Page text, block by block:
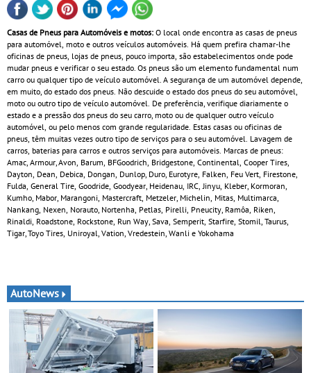
Casas de Pneus para Automóveis e motos: O local onde encontra as casas de pneus
para automóvel, moto e outros veículos automóveis. Há quem prefira chamar-lhe
oficinas de pneus, lojas de pneus, pouco importa, são estabelecimentos onde pode
mudar pneus e verificar o seu estado. Os pneus são um elemento fundamental num
carro ou qualquer tipo de veículo automóvel. A segurança de um automóvel depende,
em muito, do estado dos pneus. Não descuide o estado dos pneus do seu automóvel,
moto ou outro tipo de veículo automóvel. De preferência, verifique diariamente o
estado e a pressão dos pneus do seu carro, moto ou de qualquer outro veículo
automóvel, ou pelo menos com grande regularidade. Estas casas ou oficinas de
pneus, têm muitas vezes outro tipo de serviços para o seu automóvel. Lavagem de
carros, baterias para carros e outros serviços para automóveis. Marcas de pneus:
Amac, Armour, Avon, Barum, BFGoodrich, Bridgestone, Continental, Cooper Tires,
Dayton, Dean, Debica, Dongan, Dunlop, Duro, Eurotyre, Falken, Feu Vert, Firestone,
Fulda, General Tire, Goodride, Goodyear, Heidenau, IRC, Jinyu, Kleber, Kormoran,
Kumho, Mabor, Marangoni, Mastercraft, Metzeler, Michelin, Mitas, Multimarca,
Nankang, Nexen, Norauto, Nortenha, Petlas, Pirelli, Pneucity, Ramôa, Riken,
Rinaldi, Roadstone, Rockstone, Run Way, Sava, Semperit, Starfire, Stomil, Taurus,
Tigar, Toyo Tires, Uniroyal, Vation, Vredestein, Wanli e Yokohama
AutoNews